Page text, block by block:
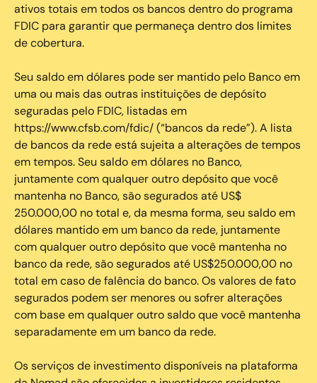
ativos totais em todos os bancos dentro do programa
FDIC para garantir que permaneça dentro dos limites
de cobertura.
Seu saldo em dólares pode ser mantido pelo Banco em
uma ou mais das outras instituições de depósito
seguradas pelo FDIC, listadas em
https://www.cfsb.com/fdic/ (“bancos da rede”). A lista
de bancos da rede está sujeita a alterações de tempos
em tempos. Seu saldo em dólares no Banco,
juntamente com qualquer outro depósito que você
mantenha no Banco, são segurados até US$
250.000,00 no total e, da mesma forma, seu saldo em
dólares mantido em um banco da rede, juntamente
com qualquer outro depósito que você mantenha no
banco da rede, são segurados até US$250.000,00 no
total em caso de falência do banco. Os valores de fato
segurados podem ser menores ou sofrer alterações
com base em qualquer outro saldo que você mantenha
separadamente em um banco da rede.
Os serviços de investimento disponíveis na plataforma